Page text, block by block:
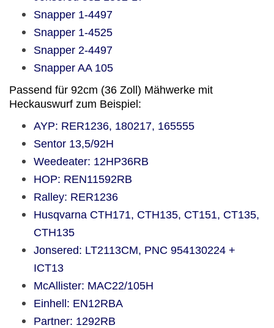
Snapper 1-4497
Snapper 1-4525
Snapper 2-4497
Snapper AA 105
Passend für 92cm (36 Zoll) Mähwerke mit
Heckauswurf zum Beispiel:
AYP: RER1236, 180217, 165555
Sentor 13,5/92H
Weedeater: 12HP36RB
HOP: REN11592RB
Ralley: RER1236
Husqvarna CTH171, CTH135, CT151, CT135,
CTH135
Jonsered: LT2113CM, PNC 954130224 +
ICT13
McAllister: MAC22/105H
Einhell: EN12RBA
Partner: 1292RB